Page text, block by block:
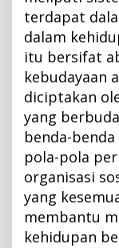
terdapat
dalam
itu bersifat
kebudayaan
diciptakan
yang
benda-
pola-pola
organisasi
yang
membantu
kehidupan